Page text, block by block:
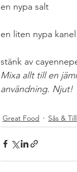
en nypa salt
en liten nypa kanel
stänk av
Mixa allt till en
användning. Njut!
Great Food Sås &